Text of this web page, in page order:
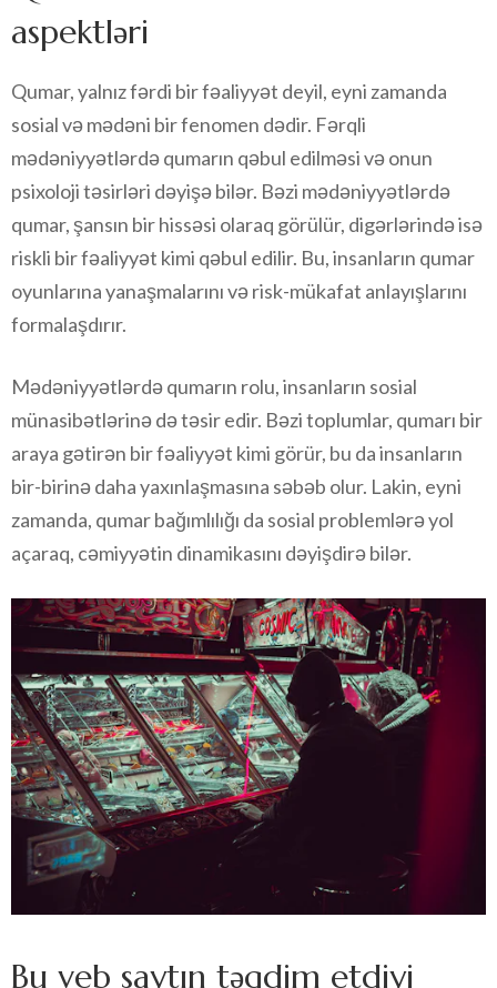
aspektləri
Qumar, yalnız fərdi bir fəaliyyət deyil, eyni zamanda
sosial və mədəni bir fenomen dədir. Fərqli
mədəniyyətlərdə qumarın qəbul edilməsi və onun
psixoloji təsirləri dəyişə bilər. Bəzi mədəniyyətlərdə
qumar, şansın bir hissəsi olaraq görülür, digərlərində isə
riskli bir fəaliyyət kimi qəbul edilir. Bu, insanların qumar
oyunlarına yanaşmalarını və risk-mükafat anlayışlarını
formalaşdırır.
Mədəniyyətlərdə qumarın rolu, insanların sosial
münasibətlərinə də təsir edir. Bəzi toplumlar, qumarı bir
araya gətirən bir fəaliyyət kimi görür, bu da insanların
bir-birinə daha yaxınlaşmasına səbəb olur. Lakin, eyni
zamanda, qumar bağımlılığı da sosial problemlərə yol
açaraq, cəmiyyətin dinamikasını dəyişdirə bilər.
Bu veb saytın təqdim etdiyi